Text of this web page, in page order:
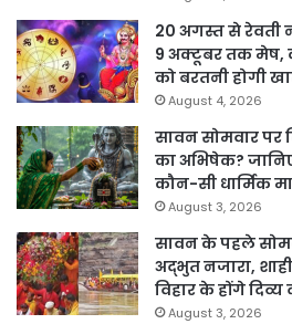
20 अगस्त से रेवती
9 अक्टूबर तक मेष,
को बरतनी होगी
August 4, 2026
सावन सोमवार
का अभिषेक?
कौन-सी धार्मिक
August 3, 2026
सावन के पहले
अद्भुत नजारा,
विहार के होंगे दिव्य
August 3, 2026